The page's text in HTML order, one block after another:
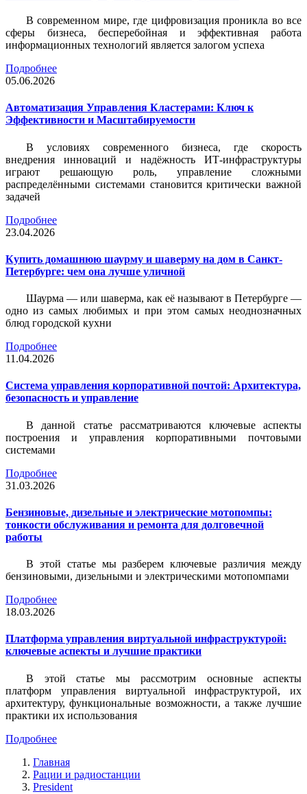
В современном мире, где цифровизация проникла во все
сферы бизнеса, бесперебойная и эффективная работа
информационных технологий является залогом успеха
Подробнее
05.06.2026
Автоматизация Управления Кластерами: Ключ к
Эффективности и Масштабируемости
В условиях современного бизнеса, где скорость
внедрения инноваций и надёжность ИТ-инфраструктуры
играют решающую роль, управление сложными
распределёнными системами становится критически важной
задачей
Подробнее
23.04.2026
Купить домашнюю шаурму и шаверму на дом в Санкт-
Петербурге: чем она лучше уличной
Шаурма — или шаверма, как её называют в Петербурге —
одно из самых любимых и при этом самых неоднозначных
блюд городской кухни
Подробнее
11.04.2026
Система управления корпоративной почтой: Архитектура,
безопасность и управление
В данной статье рассматриваются ключевые аспекты
построения и управления корпоративными почтовыми
системами
Подробнее
31.03.2026
Бензиновые, дизельные и электрические мотопомпы:
тонкости обслуживания и ремонта для долговечной
работы
В этой статье мы разберем ключевые различия между
бензиновыми, дизельными и электрическими мотопомпами
Подробнее
18.03.2026
Платформа управления виртуальной инфраструктурой:
ключевые аспекты и лучшие практики
В этой статье мы рассмотрим основные аспекты
платформ управления виртуальной инфраструктурой, их
архитектуру, функциональные возможности, а также лучшие
практики их использования
Подробнее
Главная
Рации и радиостанции
President